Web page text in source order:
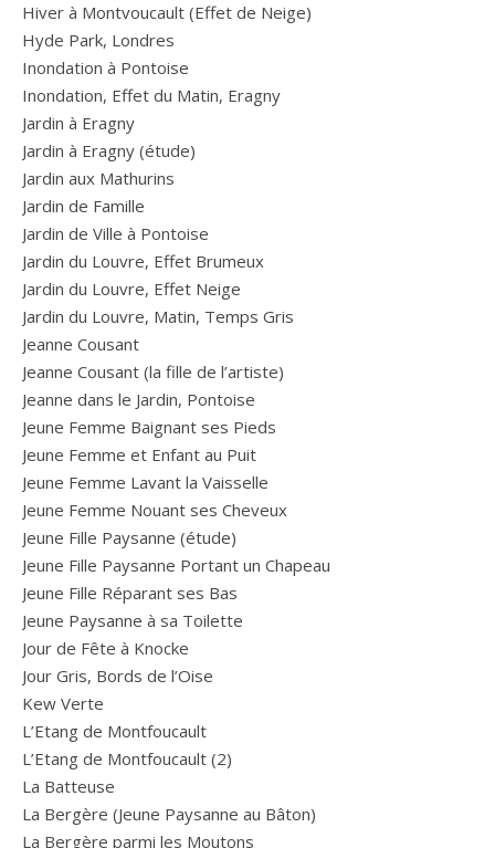
Hiver à Montvoucault (Effet de Neige)
Hyde Park, Londres
Inondation à Pontoise
Inondation, Effet du Matin, Eragny
Jardin à Eragny
Jardin à Eragny (étude)
Jardin aux Mathurins
Jardin de Famille
Jardin de Ville à Pontoise
Jardin du Louvre, Effet Brumeux
Jardin du Louvre, Effet Neige
Jardin du Louvre, Matin, Temps Gris
Jeanne Cousant
Jeanne Cousant (la fille de l’artiste)
Jeanne dans le Jardin, Pontoise
Jeune Femme Baignant ses Pieds
Jeune Femme et Enfant au Puit
Jeune Femme Lavant la Vaisselle
Jeune Femme Nouant ses Cheveux
Jeune Fille Paysanne (étude)
Jeune Fille Paysanne Portant un Chapeau
Jeune Fille Réparant ses Bas
Jeune Paysanne à sa Toilette
Jour de Fête à Knocke
Jour Gris, Bords de l’Oise
Kew Verte
L’Etang de Montfoucault
L’Etang de Montfoucault (2)
La Batteuse
La Bergère (Jeune Paysanne au Bâton)
La Bergère parmi les Moutons